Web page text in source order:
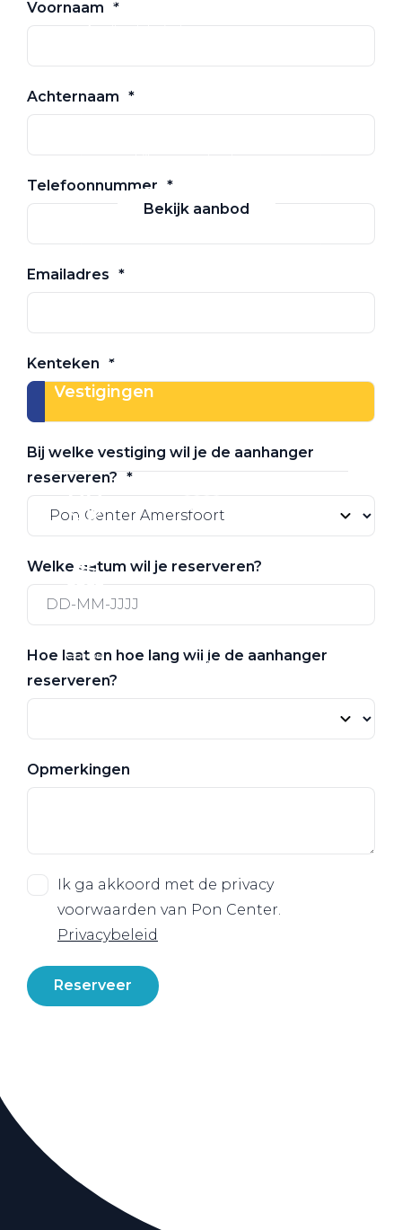
Alle elektrische auto's
Bekijk ons aanbod
Bekijk aanbod
Verhuur
Vestigingen
Werkplaatsafspraak
Voornaam
Achternaam
Telefoonnummer
Emailadres
Kenteken
Bij welke vestiging wil je de aanhanger
reserveren?
Welke datum wil je reserveren?
Hoe laat en hoe lang wil je de aanhanger
reserveren?
Opmerkingen
Ik ga akkoord met de privacy
voorwaarden van Pon Center.
Privacybeleid
Reserveer